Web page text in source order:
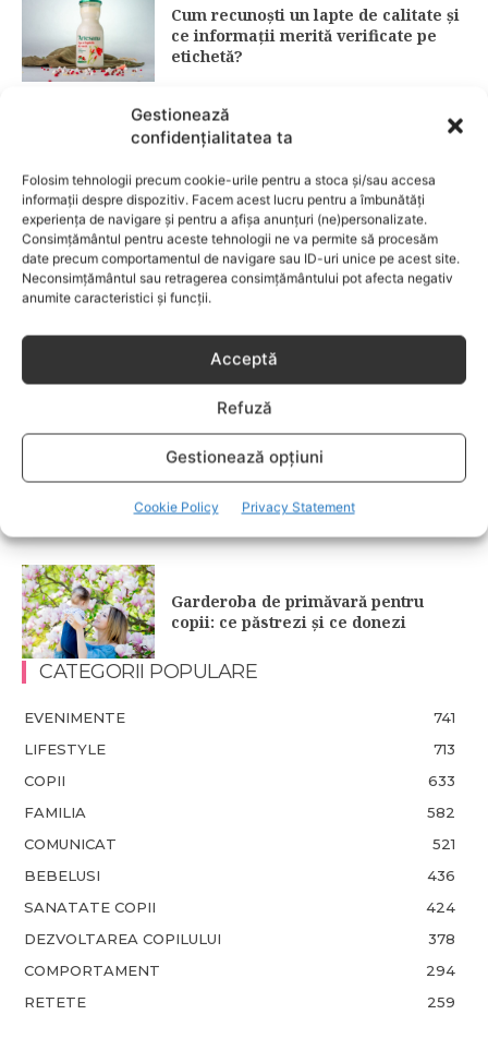
Gestionează
confidențialitatea ta
Folosim tehnologii precum cookie-urile pentru a stoca și/sau accesa
informații despre dispozitiv. Facem acest lucru pentru a îmbunătăți
experiența de navigare și pentru a afișa anunțuri (ne)personalizate.
Consimțământul pentru aceste tehnologii ne va permite să procesăm
date precum comportamentul de navigare sau ID-uri unice pe acest site.
Neconsimțământul sau retragerea consimțământului pot afecta negativ
anumite caracteristici și funcții.
Acceptă
Refuză
Gestionează opțiuni
Cookie Policy Privacy Statement
Cum recunoști un lapte de calitate și
ce informații merită verificate pe
etichetă?
Examenele Cambridge pentru copii:
cum eviti pierderile de puncte si
nationala
Protecție solară: ghid complet 2026
pentru alegerea corectă a SPF-ului
(15 vs. 30 vs. 50)
Fără lacrimi, fără iritații: cum alegi
șamponul perfect pentru copilul tău
3 îndulcitori naturali care fac
deserturile mai sănătoase
Garderoba de primăvară pentru
copii: ce păstrezi și ce donezi
CATEGORII POPULARE
EVENIMENTE
741
LIFESTYLE
713
COPII
633
FAMILIA
582
COMUNICAT
521
BEBELUSI
436
SANATATE COPII
424
DEZVOLTAREA COPILULUI
378
COMPORTAMENT
294
RETETE
259